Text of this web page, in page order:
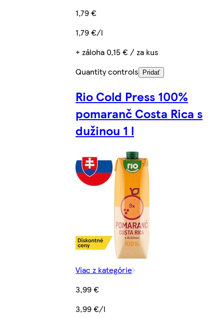
1,79 €
1,79 €/l
+ záloha 0,15 € / za kus
Quantity controls
Pridať
Rio Cold Press 100%
pomaranč Costa Rica s
dužinou 1 l
Viac z kategórie
3,99 €
3,99 €/l